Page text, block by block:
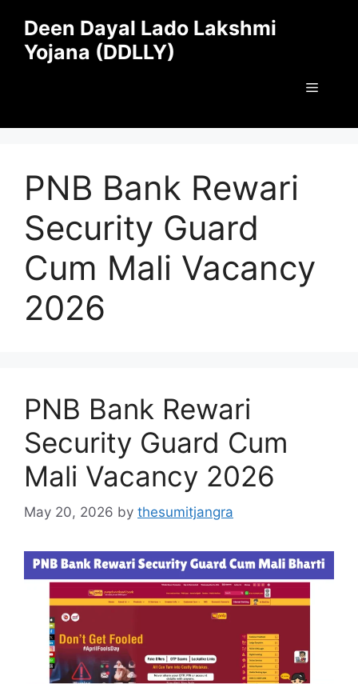
content
Deen Dayal Lado Lakshmi
Yojana (DDLLY)
Menu
PNB Bank Rewari
Security Guard
Cum Mali Vacancy
2026
PNB Bank Rewari
Security Guard Cum
Mali Vacancy 2026
May 20, 2026 by thesumitjangra